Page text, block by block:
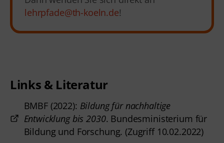
lehrpfade@th-koeln.de!
Links & Literatur
BMBF (2022): Bildung für nachhaltige
Entwicklung bis 2030. Bundesministerium für
Bildung und Forschung. (Zugriff 10.02.2022)